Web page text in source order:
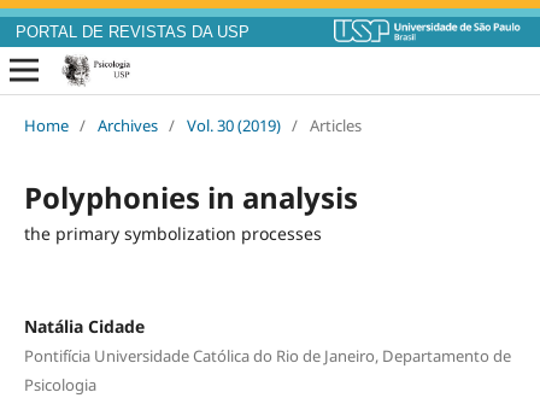
PORTAL DE REVISTAS DA USP
Home / Archives / Vol. 30 (2019) / Articles
Polyphonies in analysis
the primary symbolization processes
Natália Cidade
Pontifícia Universidade Católica do Rio de Janeiro, Departamento de
Psicologia